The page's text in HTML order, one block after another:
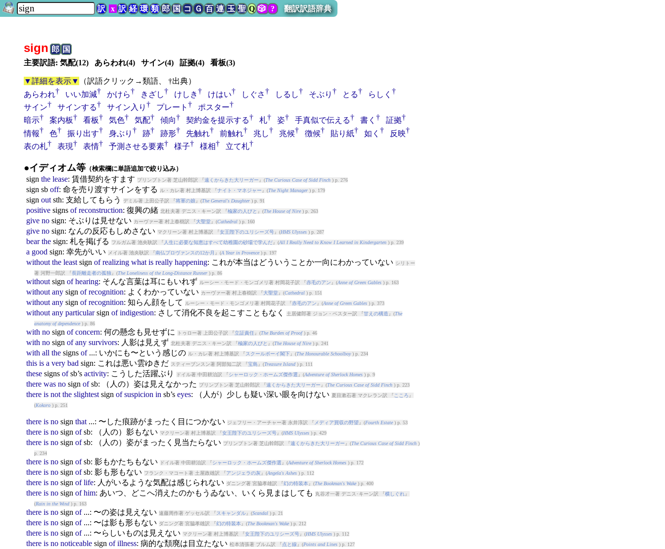
訳 x 訳 経 環 類 郎 国 コ Ｇ 百 連 玉 聖 Q 🎲? 翻訳訳語辞典
sign郎 国
主要訳語: 気配(12) あらわれ(4) サイン(4) 証拠(4) 看板(3)
▼詳細を表示▼ （訳語クリック→類語、 †出典）
あらわれ† いい加減† かけら† きざし† けしき† けはい† しぐさ† しるし† そぶり † とる† らしく †
サイン† サインする† サイン入り † プレート † ポスター†
暗示† 案内板† 看板† 気色† 気配† 傾向† 契約金を提示する† 札† 姿† 手真似で伝える† 書く † 証拠†
情報† 色† 振り出す† 身ぶり † 跡† 跡形† 先触れ† 前触れ† 兆し† 兆候† 徴候† 貼り紙† 如く † 反映†
表の札† 表現† 表情† 予測させる要素† 様子† 様相† 立て札†
●イディオム等 （検索欄に単語追加で絞り込み）
sign the lease: 賃借契約をすます プリンプトン著 芝山幹郎訳 『遠くからきた大リーガー 』(The Curious Case of Sidd Finch) p. 276
sign sb off: 命を売り渡すサインをする ル・カレ著 村上博基訳 『ナイト・マネジャー 』(The Night Manager) p. 179
sign outsth: 支給してもらう デミル著 上田公子訳 『将軍の娘 』(The General's Daughter) p. 91
positive signs of reconstruction: 復興の緒 北杜夫著 デニス・キーン訳 『楡家の人びと 』(The House of Nire) p. 263
give no sign: そぶりは見せない カーヴァー著 村上春樹訳 『大聖堂』(Cathedral) p. 160
give no sign: なんの反応もしめさない マクリーン著 村上博基訳 『女王陛下のユリシーズ号』(HMS Ulysses) p. 287
bear the sign: 札を掲げる フルガム著 池央耿訳 『 人生に必要な知恵はすべて幼稚園の砂場で学んだ』(All I Really Need to Know I Learned in Kindergarten) p. 239
a good sign: 幸先がいい メイル著 池央耿訳 『南仏プロヴァンスの12か月 』(A Year in Provence) p. 197
without the least sign of realizing what is really happening: これが本当はどういうことか一向にわかっていない シリトー
著 河野一郎訳 『長距離走者の孤独 』(The Loneliness of the Long-Distance Runner) p. 86
without sign of hearing: そんな言葉は耳にもいれず ルーシー・モード・モンゴメリ著 村岡花子訳 『赤毛のアン 』(Anne of Green Gables) p. 163
without any sign of recognition: よくわかっていない カーヴァー著 村上春樹訳 『大聖堂』(Cathedral) p. 151
without any sign of recognition: 知らん顔をして ルーシー・モード・モンゴメリ著 村岡花子訳 『赤毛のアン 』(Anne of Green Gables) p. 373
without any particular sign of indigestion: さして消化不良を起こすこともなく 土居健郎著 ジョン・ベスター訳 『甘えの構造 』(The
anatomy of dependence) p. 86
with no sign of concern: 何の懸念も見せずに トゥロー著 上田公子訳 『立証責任』(The Burden of Proof) p. 46
with no sign of any survivors: 人影は見えず 北杜夫著 デニス・キーン訳 『楡家の人びと 』(The House of Nire) p. 241
with all the signs of...: いかにも〜という感じの ル・カレ著 村上博基訳 『スクールボーイ閣下』(The Honourable Schoolboy) p. 234
this is a very bad sign: これは悪い雲ゆきだ スティーブンスン著 阿部知二訳 『宝島 』(Treasure Island) p. 111
these signs ofsb’s activity: こうした活躍ぶり ドイル著 中田耕治訳 『シャーロック・ホームズ傑作選 』(Adventure of Sherlock Homes) p. 9
there was no sign ofsb: （人の）姿は見えなかった プリンプトン著 芝山幹郎訳 『遠くからきた大リーガー 』(The Curious Case of Sidd Finch) p. 223
there is not the slightest sign of suspicion in sb’s eyes: （人が）少しも疑い深い眼を向けない 夏目漱石著 マクレラン訳 『 こころ 』
(Kokoro) p. 251
there is no sign that...: 〜した痕跡がまったく目につかない ジェフリー・アーチャー著 永井淳訳 『 メディア買収の野望 』(Fourth Estate) p. 53
there is no sign ofsb: （人の）影もない マクリーン著 村上博基訳 『女王陛下のユリシーズ号』(HMS Ulysses) p. 429
there is no sign ofsb: （人の）姿がまったく見当たらない プリンプトン著 芝山幹郎訳 『遠くからきた大リーガー 』(The Curious Case of Sidd Finch)
p. 234
there is no sign ofsb: 影もかたちもない ドイル著 中田耕治訳 『シャーロック・ホームズ傑作選 』(Adventure of Sherlock Homes) p. 172
there is no sign ofsb: 影も形もない フランク・マコート著 土屋政雄訳 『アンジェラの灰』(Angela's Ashes) p. 112
there is no sign of life: 人がいるような気配は感じられない ダニング著 宮脇孝雄訳 『幻の特装本』(The Bookman's Wake) p. 400
there is no sign of him: あいつ、どこへ消えたのかもうゐない、いくら見まはしても 丸谷才一著 デニス･キーン訳 『横しぐれ 』
(Rain in the Wind) p. 163
there is no sign of...: 〜の姿は見えない 遠藤周作著 ゲッセル訳 『スキャンダル』(Scandal) p. 21
there is no sign of...: 〜は影も形もない ダニング著 宮脇孝雄訳 『幻の特装本』(The Bookman's Wake) p. 212
there is no sign of...: 〜らしいものは見えない マクリーン著 村上博基訳 『女王陛下のユリシーズ号』(HMS Ulysses) p. 112
there is no noticeable sign of illness: 病的な頽廃は目立たない 松本清張著 ブルム訳 『点と線 』(Points and Lines) p. 127